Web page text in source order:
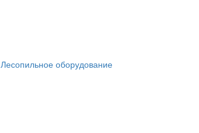
Лесопильное оборудование